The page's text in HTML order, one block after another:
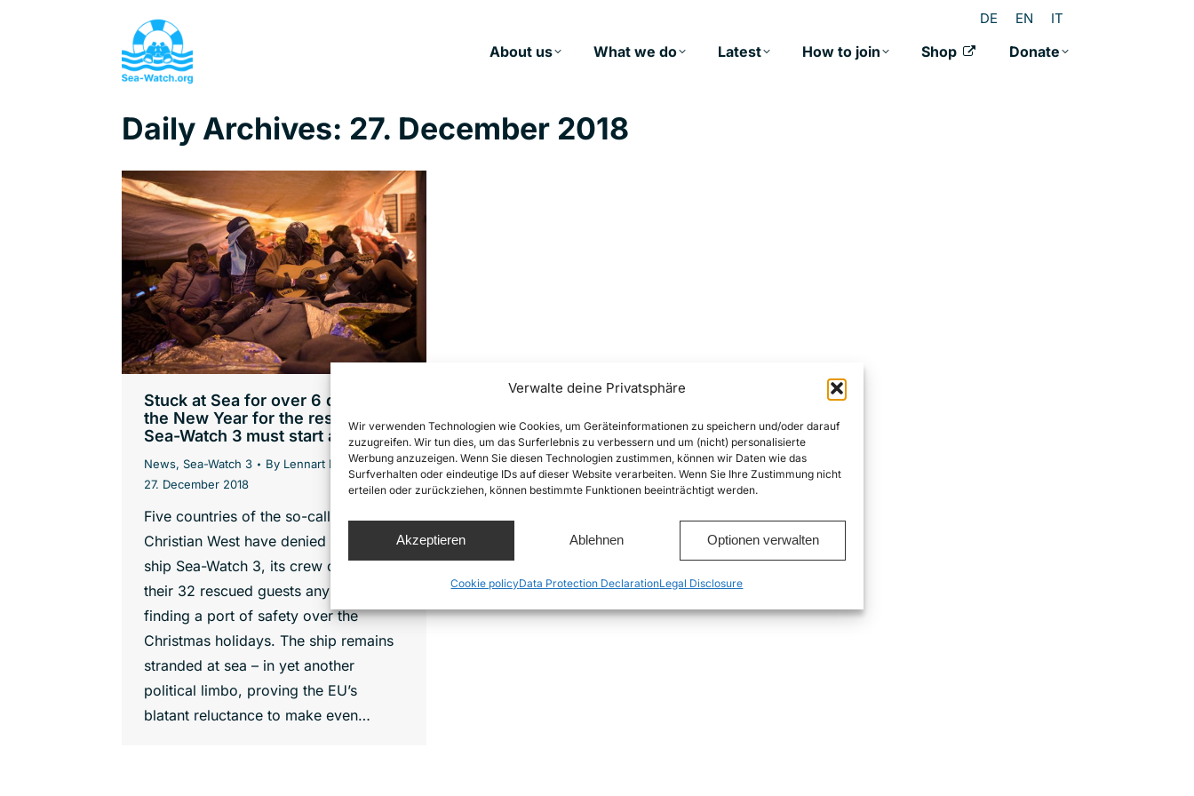
Verwalte deine Privatsphäre
Wir verwenden Technologien wie Cookies, um Geräteinformationen zu speichern und/oder darauf
zuzugreifen. Wir tun dies, um das Surferlebnis zu verbessern und um (nicht) personalisierte
Werbung anzuzeigen. Wenn Sie diesen Technologien zustimmen, können wir Daten wie das
Surfverhalten oder eindeutige IDs auf dieser Website verarbeiten. Wenn Sie Ihre Zustimmung nicht
erteilen oder zurückziehen, können bestimmte Funktionen beeinträchtigt werden.
Akzeptieren Ablehnen Optionen verwalten
Cookie policyData Protection DeclarationLegal Disclosure
DE EN IT
About us What we do Latest How to join Shop Donate
Daily Archives: 27. December 2018
Stuck at Sea for over 6 days –
the New Year for the rescued on
Sea-Watch 3 must start ashore!
News, Sea-Watch 3 By Lennart Diesen
27. December 2018
Five countries of the so-called
Christian West have denied the rescue
ship Sea-Watch 3, its crew of 22, and
their 32 rescued guests any help in
finding a port of safety over the
Christmas holidays. The ship remains
stranded at sea – in yet another
political limbo, proving the EU’s
blatant reluctance to make even…